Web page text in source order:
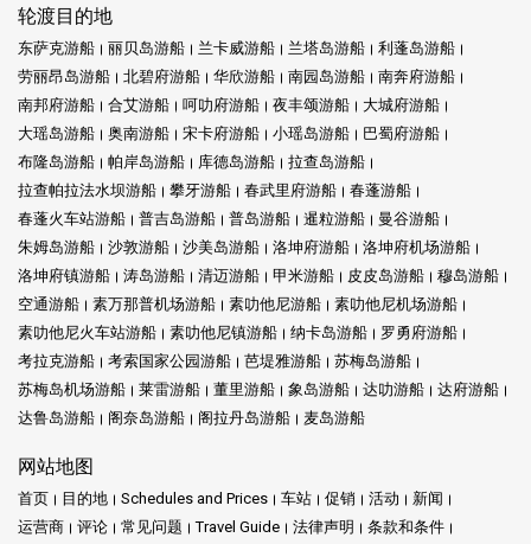
轮渡目的地
东萨克游船 丽贝岛游船 兰卡威游船 兰塔岛游船
利蓬岛游船
劳丽昂岛游船
北碧府游船 华欣游船 南园岛游船
南奔府游船
南邦府游船
合艾游船 呵叻府游船 夜丰颂游船
大城府游船
大瑶岛游船
奥南游船 宋卡府游船 小瑶岛游船
巴蜀府游船
布隆岛游船
帕岸岛游船 库德岛游船
拉查岛游船
拉查帕拉法水坝游船
攀牙游船 春武里府游船
春蓬游船
春蓬火车站游船
普吉岛游船 普岛游船 暹粒游船
曼谷游船
朱姆岛游船
沙敦游船 沙美岛游船 洛坤府游船
洛坤府机场游船
洛坤府镇游船
涛岛游船 清迈游船 甲米游船 皮皮岛游船
穆岛游船
空通游船
素万那普机场游船 素叻他尼游船
素叻他尼机场游船
素叻他尼火车站游船
素叻他尼镇游船 纳卡岛游船
罗勇府游船
考拉克游船
考索国家公园游船 芭堤雅游船
苏梅岛游船
苏梅岛机场游船
莱雷游船 董里游船 象岛游船 达叻游船
达府游船
达鲁岛游船
阁奈岛游船 阁拉丹岛游船 麦岛游船
网站地图
首页 目的地 Schedules and Prices 车站 促销 活动
新闻
运营商
评论 常见问题 Travel Guide 法律声明
条款和条件